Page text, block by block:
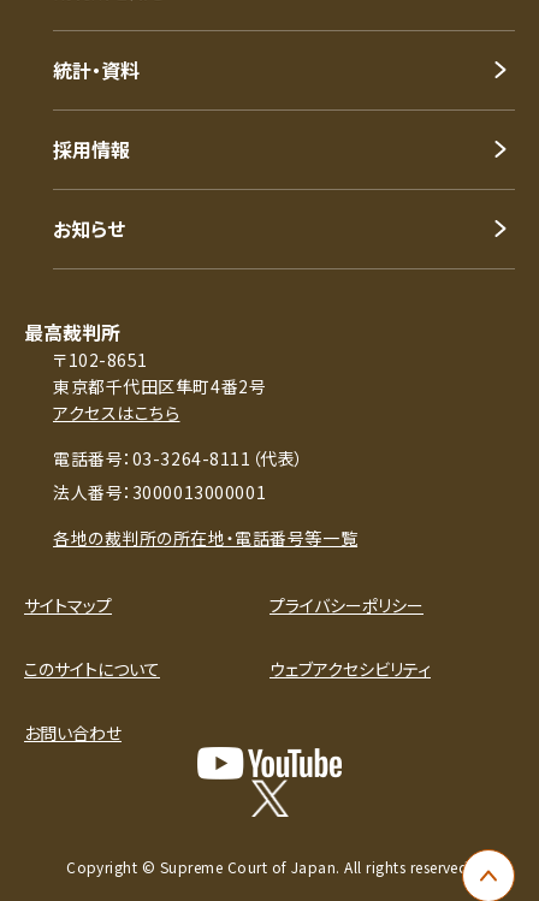
ペー
統計・資料
採用情報
お知らせ
最高裁判所
〒102-8651
東京都千代田区隼町4番2号
アクセスはこちら
電話番号：03-3264-8111（代表）
法人番号：3000013000001
各地の裁判所の所在地・電話番号等一覧
サイトマップ プライバシーポリシー
このサイトについて ウェブアクセシビリティ
お問い合わせ
Copyright © Supreme Court of Japan. All rights reserved.